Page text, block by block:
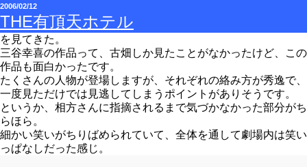
2006/02/12
THE有頂天ホテル
を見てきた。
三谷幸喜の作品って、古畑しか見たことがなかったけど、この
作品も面白かったです。
たくさんの人物が登場しますが、それぞれの絡み方が秀逸で、
一度見ただけでは見逃してしまうポイントがありそうです。
というか、相方さんに指摘されるまで気づかなかった部分がち
らほら。
細かい笑いがちりばめられていて、全体を通して劇場内は笑い
っぱなしだった感じ。